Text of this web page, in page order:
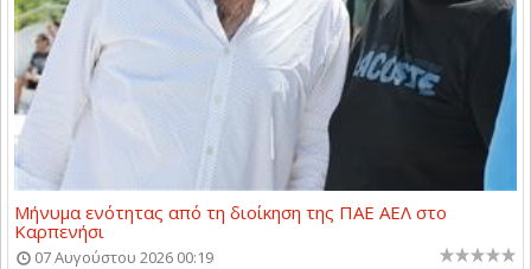
Μήνυμα ενότητας από τη διοίκηση της ΠΑΕ ΑΕΛ στο
Καρπενήσι
07 Αυγούστου 2026 00:19